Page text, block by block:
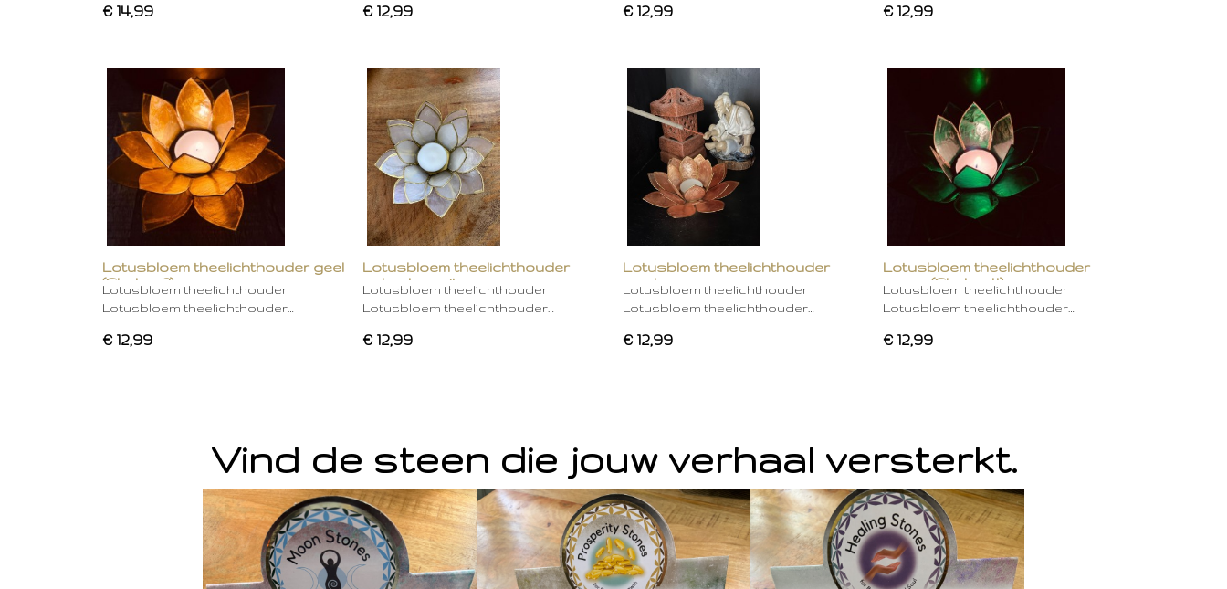
€ 14,99 € 12,99 € 12,99 € 12,99
Lotusbloem theelichthouder geel
(Chakra 3)
Lotusbloem theelichthouder
Lotusbloem theelichthouder…
€ 12,99
Lotusbloem theelichthouder
gebroken wit
Lotusbloem theelichthouder
Lotusbloem theelichthouder…
€ 12,99
Lotusbloem theelichthouder
mocha
Lotusbloem theelichthouder
Lotusbloem theelichthouder…
€ 12,99
Lotusbloem theelichthouder
groen (Chakra 4)
Lotusbloem theelichthouder
Lotusbloem theelichthouder…
€ 12,99
Vind de steen die jouw verhaal versterkt.